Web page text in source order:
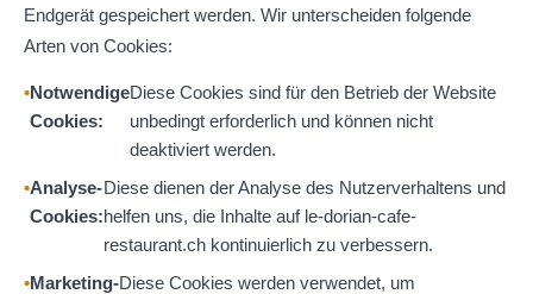
Endgerät gespeichert werden. Wir unterscheiden folgende
Arten von Cookies:
Notwendige
Cookies:
Diese Cookies sind für den Betrieb der Website
unbedingt erforderlich und können nicht
deaktiviert werden.
Analyse-
Cookies:
Diese dienen der Analyse des Nutzerverhaltens und
helfen uns, die Inhalte auf le-dorian-cafe-
restaurant.ch kontinuierlich zu verbessern.
Marketing-Diese Cookies werden verwendet, um